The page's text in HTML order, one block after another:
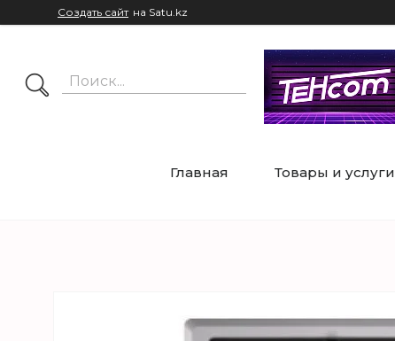
Создать сайт на Satu.kz
Главная Товары и услуги